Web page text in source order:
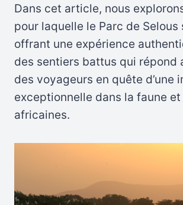
Dans cet article, nous
pour laquelle le Parc de Selous
offrant une expérience
des sentiers battus qui répond
des voyageurs en quête d’une
exceptionnelle dans la faune
africaines.